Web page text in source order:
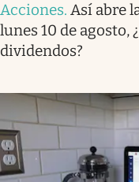
Acciones. Así abre
lunes 10 de agosto,
dividendos?